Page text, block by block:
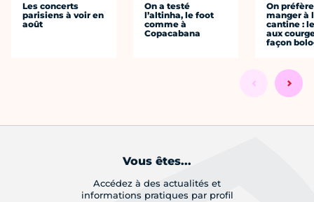
Les concerts
parisiens à voir en
août
On a testé
l’altinha, le foot
comme à
Copacabana
On préfère
manger à
cantine :
aux
façon
Vous êtes...
Accédez à des actualités et
informations pratiques par profil